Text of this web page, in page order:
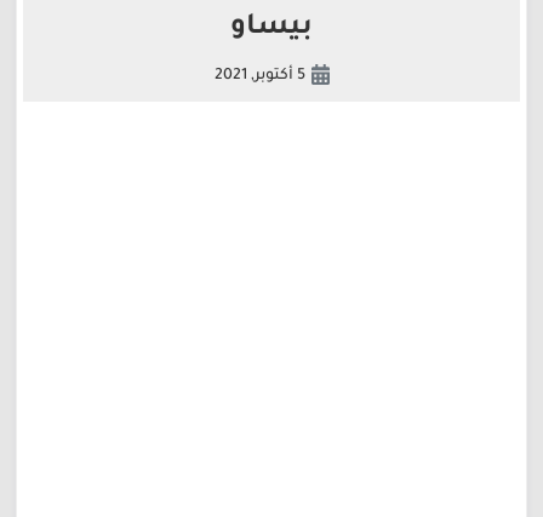
بيساو
5 أكتوبر, 2021